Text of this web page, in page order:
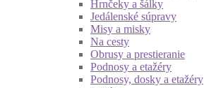
Hrnčeky a šálky
Jedálenské súpravy
Misy a misky
Na cesty
Obrusy a prestieranie
Podnosy a etažéry
Podnosy, dosky a etažéry